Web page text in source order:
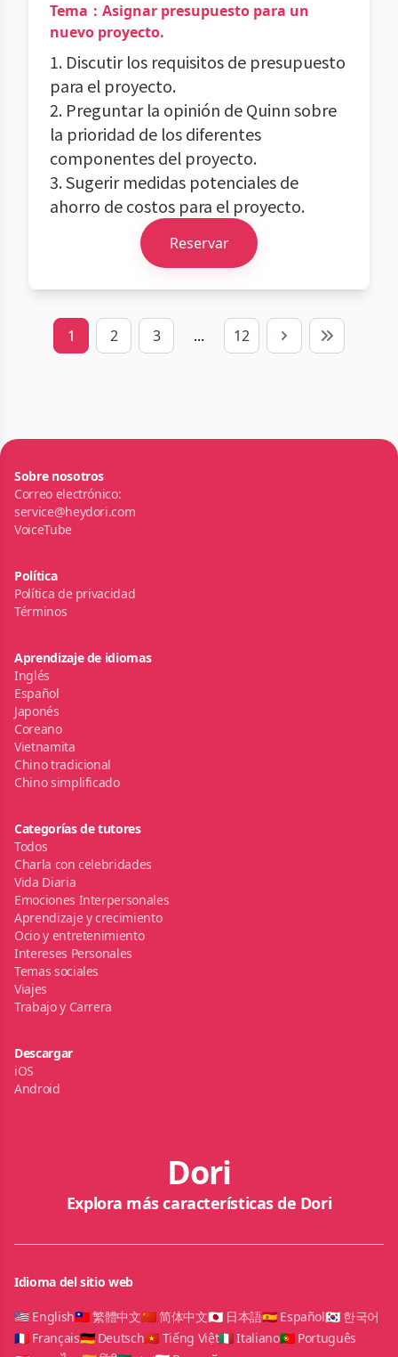
Tema：Asignar presupuesto para un
nuevo proyecto.
1. Discutir los requisitos de presupuesto
para el proyecto.
2. Preguntar la opinión de Quinn sobre
la prioridad de los diferentes
componentes del proyecto.
3. Sugerir medidas potenciales de
ahorro de costos para el proyecto.
Reservar
1 2 3 ... 12 Next Last
Sobre nosotros
Correo electrónico:
service@heydori.com
VoiceTube
Política
Política de privacidad
Términos
Aprendizaje de idiomas
Inglés
Español
Japonés
Coreano
Vietnamita
Chino tradicional
Chino simplificado
Categorías de tutores
Todos
Charla con celebridades
Vida Diaria
Emociones Interpersonales
Aprendizaje y crecimiento
Ocio y entretenimiento
Intereses Personales
Temas sociales
Viajes
Trabajo y Carrera
Descargar
iOS
Android
Dori
Explora más características de Dori
Idioma del sitio web
🇺🇸 English🇹🇼 繁體中文🇨🇳 简体中文🇯🇵 日本語🇪🇸 Español🇰🇷 한국어
🇫🇷 Français🇩🇪 Deutsch🇻🇳 Tiếng Việt🇮🇹 Italiano🇵🇹 Português